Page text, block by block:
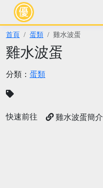
首頁 蛋類 雞水波蛋
雞水波蛋
分類： 蛋類
快速前往 雞水波蛋簡介